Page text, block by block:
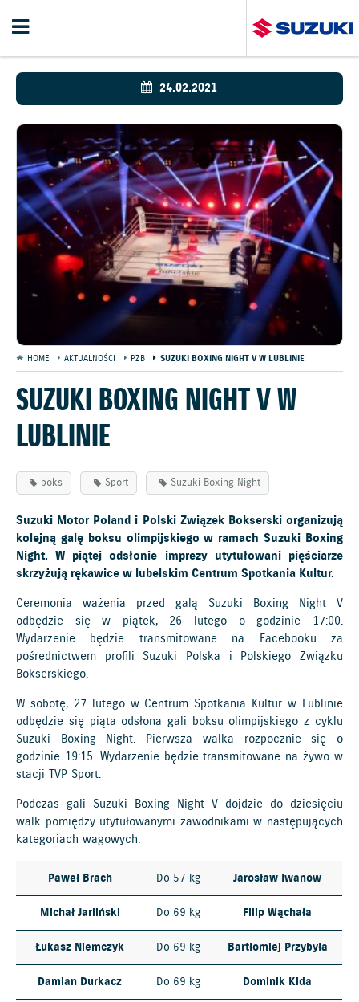
24.02.2021
HOME AKTUALNOŚCI PZB SUZUKI BOXING NIGHT V W LUBLINIE
SUZUKI BOXING NIGHT V W
LUBLINIE
boks Sport Suzuki Boxing Night
Suzuki Motor Poland i Polski Związek Bokserski organizują
kolejną galę boksu olimpijskiego w ramach Suzuki Boxing
Night. W piątej odsłonie imprezy utytułowani pięściarze
skrzyżują rękawice w lubelskim Centrum Spotkania Kultur.
Ceremonia ważenia przed galą Suzuki Boxing Night V
odbędzie się w piątek, 26 lutego o godzinie 17:00.
Wydarzenie będzie transmitowane na Facebooku za
pośrednictwem profili Suzuki Polska i Polskiego Związku
Bokserskiego.
W sobotę, 27 lutego w Centrum Spotkania Kultur w Lublinie
odbędzie się piąta odsłona gali boksu olimpijskiego z cyklu
Suzuki Boxing Night. Pierwsza walka rozpocznie się o
godzinie 19:15. Wydarzenie będzie transmitowane na żywo w
stacji TVP Sport.
Podczas gali Suzuki Boxing Night V dojdzie do dziesięciu
walk pomiędzy utytułowanymi zawodnikami w następujących
kategoriach wagowych:
Paweł Brach Do 57 kg Jarosław Iwanow
Michał Jarliński Do 69 kg Filip Wąchała
Łukasz Niemczyk Do 69 kg Bartłomiej Przybyła
Damian Durkacz Do 69 kg Dominik Kida